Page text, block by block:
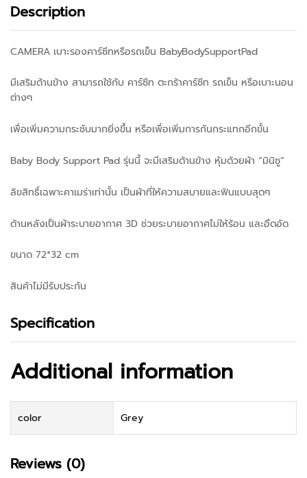
Description
CAMERA เบาะรองคาร์ซีทหรือรถเข็น BabyBodySupportPad
มีเสริมด้านข้าง สามารถใช้กับ คาร์ซีท ตะกร้าคาร์ซีท รถเข็น หรือเบาะนอน
ต่างๆ
เพื่อเพิ่มความกระชับมากยิ่งขึ้น หรือเพื่อเพิ่มการกันกระแทกอีกขั้น
Baby Body Support Pad รุ่นนี้ จะมีเสริมด้านข้าง หุ้มด้วยผ้า “มินิซู”
ลิขสิทธิ์เฉพาะคาเมร่าเท่านั้น เป็นผ้าที่ให้ความสบายและฟินแบบสุดๆ
ด้านหลังเป็นผ้าระบายอากาศ 3D ช่วยระบายอากาศไม่ให้ร้อน และอึดอัด
ขนาด 72*32 cm
สินค้าไม่มีรับประกัน
Specification
Additional information
color Grey
Reviews (0)